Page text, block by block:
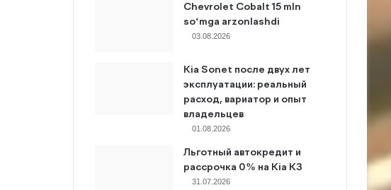
Chevrolet Cobalt 15 mln
so‘mga arzonlashdi
03.08.2026
Kia Sonet после двух лет
эксплуатации: реальный
расход, вариатор и опыт
владельцев
01.08.2026
Льготный автокредит и
рассрочка 0% на Kia K3
31.07.2026